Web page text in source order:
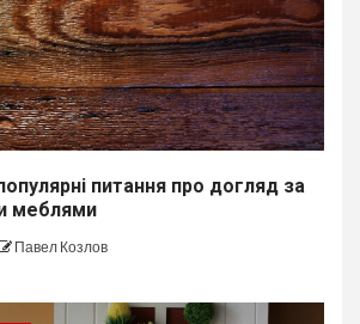
питання про догляд за
меблями
Павел Козлов